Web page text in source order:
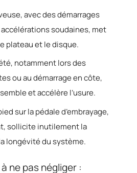
avec des démarrages
soudaines, met
plateau et le disque.
notamment lors des
ou au démarrage en côte,
et accélère l’usure.
sur la pédale d’embrayage,
sollicite inutilement la
longévité du système.
ne pas négliger :